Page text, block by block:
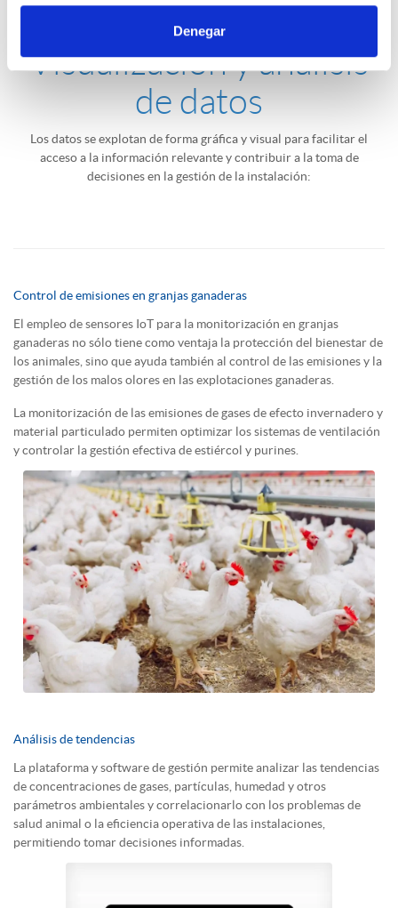
Denegar
Visualización y análisis
de datos
Los datos se explotan de forma gráfica y visual para facilitar el
acceso a la información relevante y contribuir a la toma de
decisiones en la gestión de la instalación:
Control de emisiones en granjas ganaderas
El empleo de sensores IoT para la monitorización en granjas
ganaderas no sólo tiene como ventaja la protección del bienestar de
los animales, sino que ayuda también al control de las emisiones y la
gestión de los malos olores en las explotaciones ganaderas.
La monitorización de las emisiones de gases de efecto invernadero y
material particulado permiten optimizar los sistemas de ventilación
y controlar la gestión efectiva de estiércol y purines.
Análisis de tendencias
La plataforma y software de gestión permite analizar las tendencias
de concentraciones de gases, partículas, humedad y otros
parámetros ambientales y correlacionarlo con los problemas de
salud animal o la eficiencia operativa de las instalaciones,
permitiendo tomar decisiones informadas.